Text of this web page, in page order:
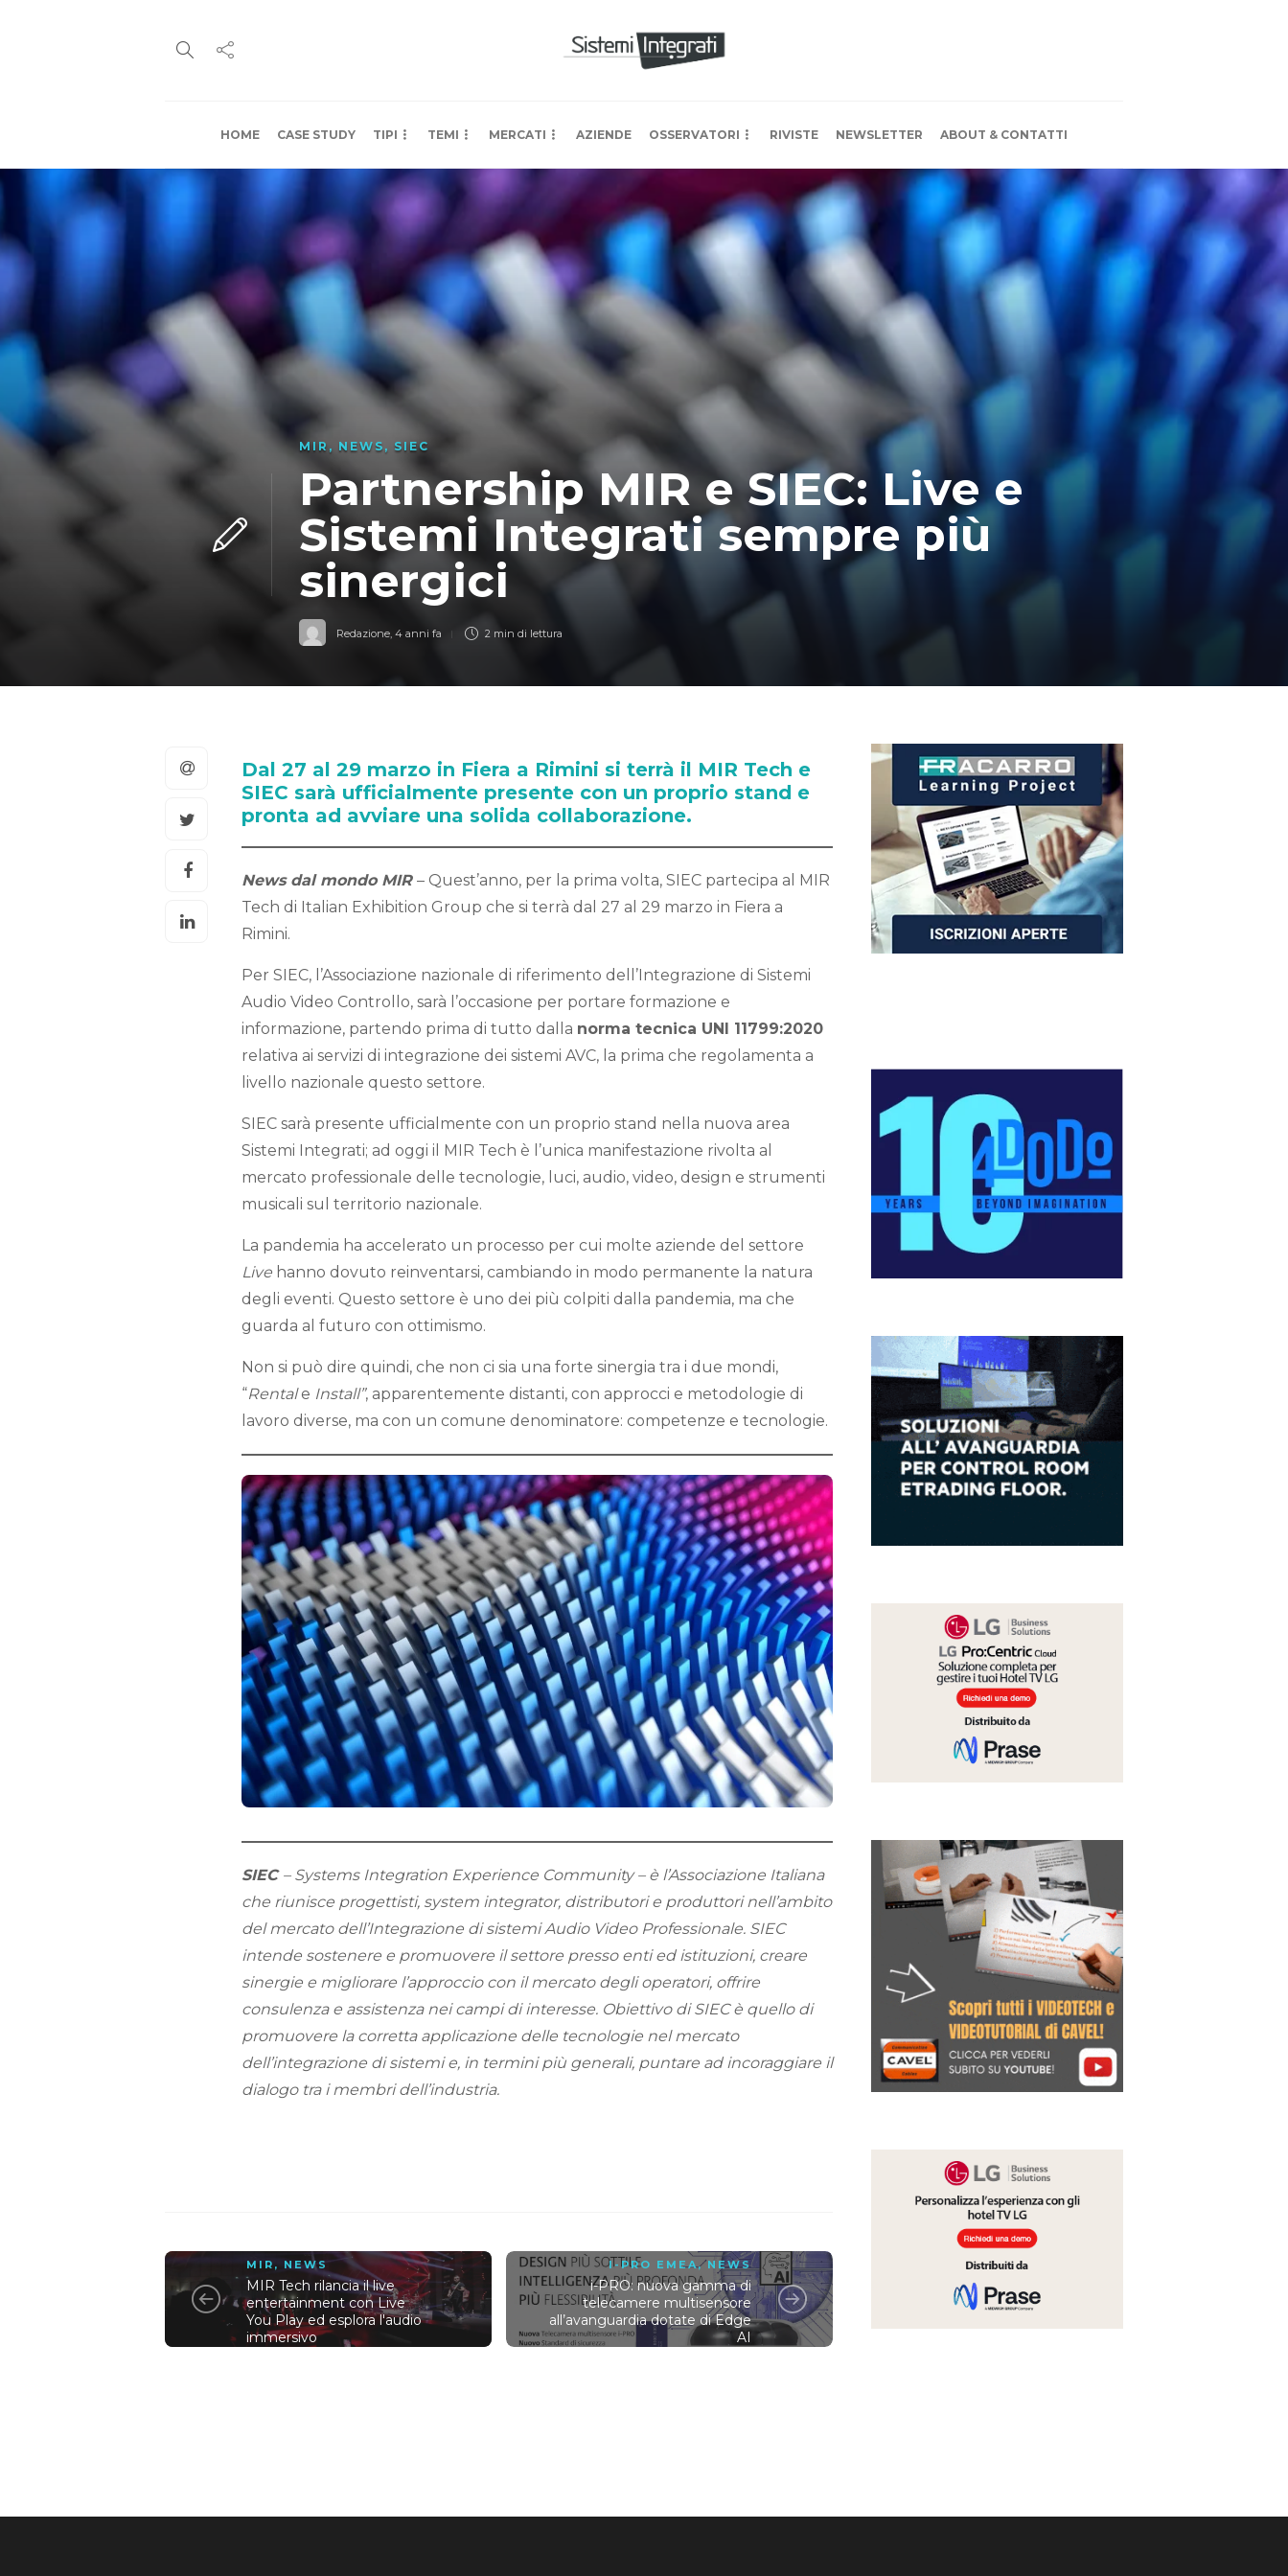
HOME CASE STUDY TIPI TEMI MERCATI AZIENDE OSSERVATORI RIVISTE NEWSLETTER ABOUT & CONTATTI
MIR , NEWS , SIEC
Partnership MIR e SIEC: Live e
Sistemi Integrati sempre più
sinergici
Redazione, 4 anni fa 2 min di lettura
Dal 27 al 29 marzo in Fiera a Rimini si terrà il MIR Tech e
SIEC sarà ufficialmente presente con un proprio stand e
pronta ad avviare una solida collaborazione.
News dal mondo MIR – Quest’anno, per la prima volta, SIEC partecipa al MIR
Tech di Italian Exhibition Group che si terrà dal 27 al 29 marzo in Fiera a
Rimini.
Per SIEC, l’Associazione nazionale di riferimento dell’Integrazione di Sistemi
Audio Video Controllo, sarà l’occasione per portare formazione e
informazione, partendo prima di tutto dalla norma tecnica UNI 11799:2020
relativa ai servizi di integrazione dei sistemi AVC, la prima che regolamenta a
livello nazionale questo settore.
SIEC sarà presente ufficialmente con un proprio stand nella nuova area
Sistemi Integrati; ad oggi il MIR Tech è l’unica manifestazione rivolta al
mercato professionale delle tecnologie, luci, audio, video, design e strumenti
musicali sul territorio nazionale.
La pandemia ha accelerato un processo per cui molte aziende del settore
Live hanno dovuto reinventarsi, cambiando in modo permanente la natura
degli eventi. Questo settore è uno dei più colpiti dalla pandemia, ma che
guarda al futuro con ottimismo.
Non si può dire quindi, che non ci sia una forte sinergia tra i due mondi,
“Rentale Install”, apparentemente distanti, con approcci e metodologie di
lavoro diverse, ma con un comune denominatore: competenze e tecnologie.
SIEC – Systems Integration Experience Community – è l’Associazione Italiana
che riunisce progettisti, system integrator, distributori e produttori nell’ambito
del mercato dell’Integrazione di sistemi Audio Video Professionale. SIEC
intende sostenere e promuovere il settore presso enti ed istituzioni, creare
sinergie e migliorare l’approccio con il mercato degli operatori, offrire
consulenza e assistenza nei campi di interesse. Obiettivo di SIEC è quello di
promuovere la corretta applicazione delle tecnologie nel mercato
dell’integrazione di sistemi e, in termini più generali, puntare ad incoraggiare il
dialogo tra i membri dell’industria.
MIR , NEWS
MIR Tech rilancia il live
entertainment con Live
You Play ed esplora l'audio
immersivo
I-PRO EMEA,NEWS
i-PRO: nuova gamma di
telecamere multisensore
all’avanguardia dotate di Edge
AI